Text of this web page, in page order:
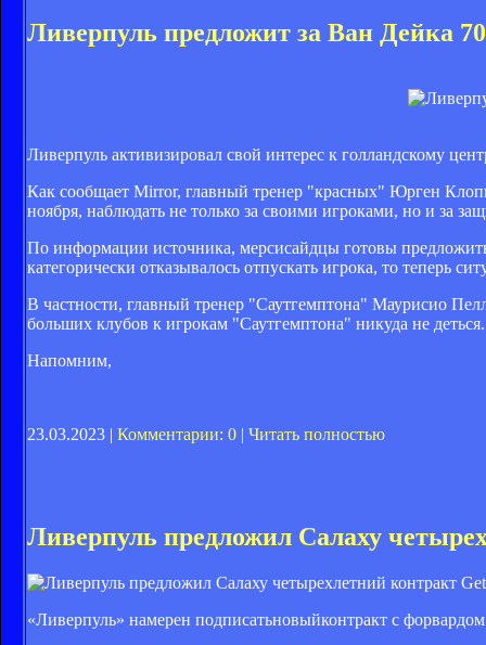
Ливерпуль предложит за Ван Дейка
Ливерпуль активизировал свой интерес к голландскому
Как сообщает Mirror, главный тренер "красных" Юрген
ноября, наблюдать не только за своими игроками, но и за
По информации источника, мерсисайдцы готовы
категорически отказывалось отпускать игрока, то теперь
В частности, главный тренер "Саутгемптона" Маурисио
больших клубов к игрокам "Саутгемптона" никуда не деться.
Напомним,
23.03.2023 | Комментарии: 0 | Читать полностью
Ливерпуль предложил Салаху
«Ливерпуль» намерен подписатьновыйконтракт с